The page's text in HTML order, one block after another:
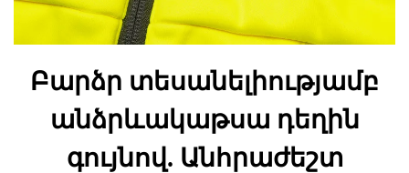
Բարձր տեսանելիությամբ
անձրևակաթսա դեղին
գույնով. Անհրաժեշտ